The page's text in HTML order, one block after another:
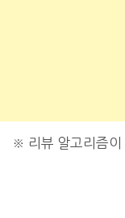
※ 리뷰 알고리즘